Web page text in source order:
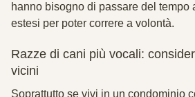
hanno bisogno di passare del tempo
estesi per poter correre a volontà.
Razze di cani più vocali:
vicini
Soprattutto se vivi in un condominio